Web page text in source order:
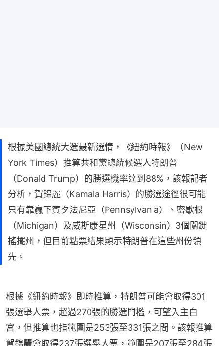
根據美國總統大選最新選情，《紐約時報》（New
York Times）推算共和黨總統候選人特朗普
（Donald Trump）的勝選機率達到88%，該報記者
分析，賀錦麗（Kamala Harris）的勝選途徑很可能
只有靠贏下賓夕法尼亞（Pennsylvania）、密歇根
（Michigan）及威斯康星州（Wisconsin）3個關鍵
搖擺州，但目前點票結果顯示特朗普在這些州份領
先。
根據《紐約時報》即時推算，特朗普可能會取得301
張選舉人票，超過270張的勝選門檻，可望入主白
宮，但推算也指範圍是253張至331張之間。該報推算
賀錦麗會取得237張選舉人票，範圍是207張至284張